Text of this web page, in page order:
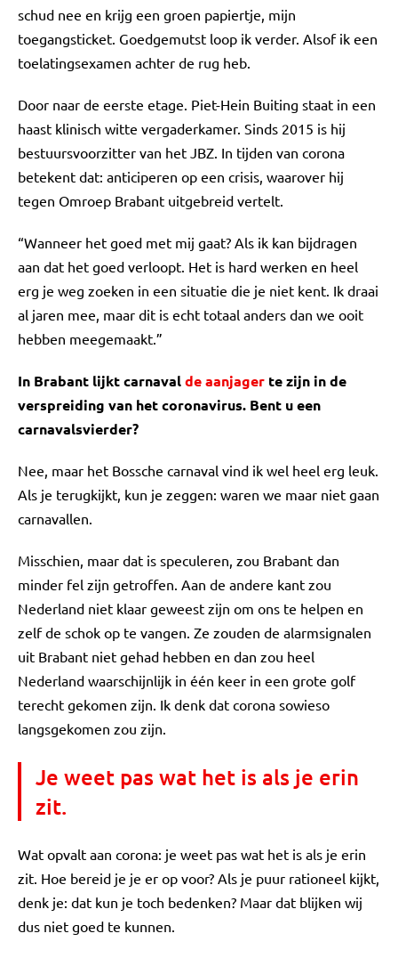
schud nee en krijg een groen papiertje, mijn
toegangsticket. Goedgemutst loop ik verder. Alsof ik een
toelatingsexamen achter de rug heb.
Door naar de eerste etage. Piet-Hein Buiting staat in een
haast klinisch witte vergaderkamer. Sinds 2015 is hij
bestuursvoorzitter van het JBZ. In tijden van corona
betekent dat: anticiperen op een crisis, waarover hij
tegen Omroep Brabant uitgebreid vertelt.
“Wanneer het goed met mij gaat? Als ik kan bijdragen
aan dat het goed verloopt. Het is hard werken en heel
erg je weg zoeken in een situatie die je niet kent. Ik draai
al jaren mee, maar dit is echt totaal anders dan we ooit
hebben meegemaakt.”
In Brabant lijkt carnavalde aanjager te zijn in de
verspreiding van het coronavirus. Bent u een
carnavalsvierder?
Nee, maar het Bossche carnaval vind ik wel heel erg leuk.
Als je terugkijkt, kun je zeggen: waren we maar niet gaan
carnavallen.
Misschien, maar dat is speculeren, zou Brabant dan
minder fel zijn getroffen. Aan de andere kant zou
Nederland niet klaar geweest zijn om ons te helpen en
zelf de schok op te vangen. Ze zouden de alarmsignalen
uit Brabant niet gehad hebben en dan zou heel
Nederland waarschijnlijk in één keer in een grote golf
terecht gekomen zijn. Ik denk dat corona sowieso
langsgekomen zou zijn.
Je weet pas wat het is als je erin
zit.
Wat opvalt aan corona: je weet pas wat het is als je erin
zit. Hoe bereid je je er op voor? Als je puur rationeel kijkt,
denk je: dat kun je toch bedenken? Maar dat blijken wij
dus niet goed te kunnen.